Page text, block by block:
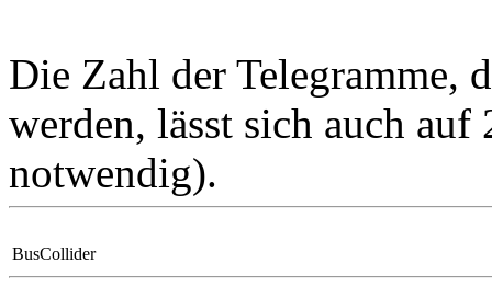
Die Zahl der Telegramme,
werden, lässt sich auch
notwendig).
BusCollider